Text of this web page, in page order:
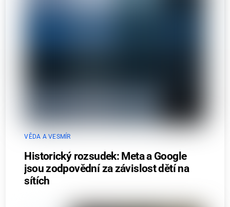
VĚDA A VESMÍR
Historický rozsudek: Meta a Google
jsou zodpovědní za závislost dětí na
sítích